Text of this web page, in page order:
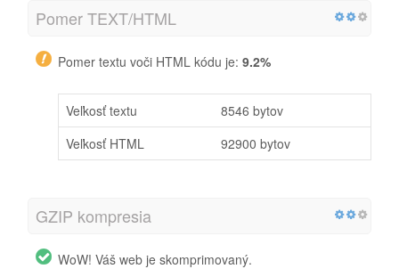
Pomer TEXT/HTML
Pomer textu voči HTML kódu je: 9.2%
Veľkosť textu
8546 bytov
Veľkosť HTML
92900 bytov
GZIP kompresia
WoW! Váš web je skomprimovaný.